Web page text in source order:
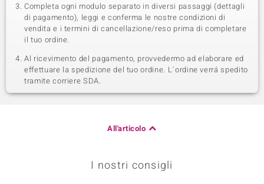
Completa ogni modulo separato in diversi passaggi (dettagli
di pagamento), leggi e conferma le nostre condizioni di
vendita e i termini di cancellazione/reso prima di completare
il tuo ordine.
Al ricevimento del pagamento, provvedermo ad elaborare ed
effettuare la spedizione del tuo ordine. L´ordine verrá spedito
tramite corriere SDA.
All'articolo
I nostri consigli